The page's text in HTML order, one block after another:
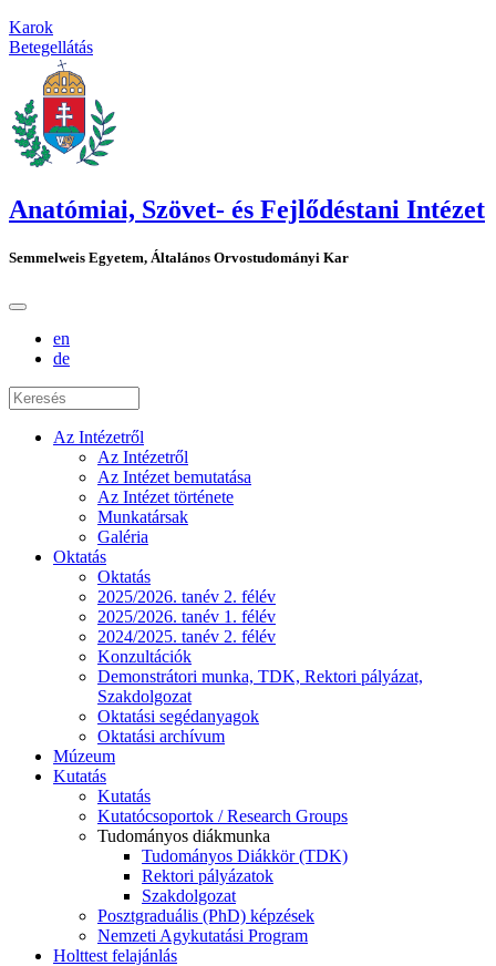
Karok
Betegellátás
Anatómiai, Szövet- és Fejlődéstani Intézet
Semmelweis Egyetem, Általános Orvostudományi Kar
en
de
Az Intézetről
Az Intézetről
Az Intézet bemutatása
Az Intézet története
Munkatársak
Galéria
Oktatás
Oktatás
2025/2026. tanév 2. félév
2025/2026. tanév 1. félév
2024/2025. tanév 2. félév
Konzultációk
Demonstrátori munka, TDK, Rektori pályázat,
Szakdolgozat
Oktatási segédanyagok
Oktatási archívum
Múzeum
Kutatás
Kutatás
Kutatócsoportok / Research Groups
Tudományos diákmunka
Tudományos Diákkör (TDK)
Rektori pályázatok
Szakdolgozat
Posztgraduális (PhD) képzések
Nemzeti Agykutatási Program
Holttest felajánlás